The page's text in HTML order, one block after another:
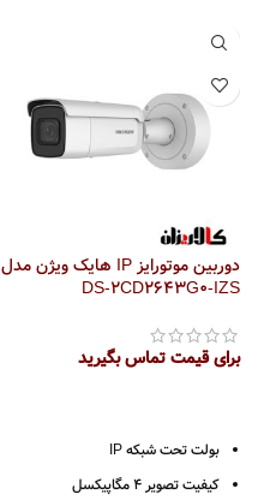
دوربین موتورایز IP هایک ویژن مدل
DS-2CD2643G0-IZS
برای قیمت تماس بگیرید
بولت تحت شبکه IP
کیفیت تصویر 4 مگاپیکسل